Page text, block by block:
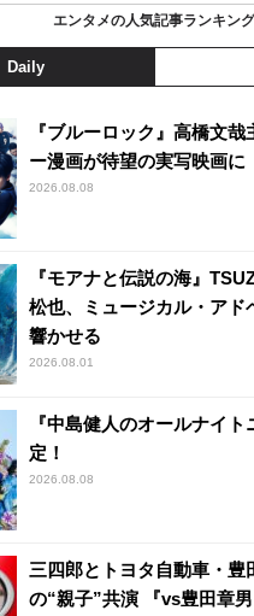
エンタメの人気記事ランキング
Daily
『ブルーロック』高橋文
ー漫画が待望の実写映画に
2026.08.08
『モアナと伝説の海』
松也、ミュージカル・アド
響かせる
2026.08.01
『中島健人のオールナイ
定！
2026.08.08
三四郎とトヨタ自動車・豊
の“親子”共演 『vs豊田章